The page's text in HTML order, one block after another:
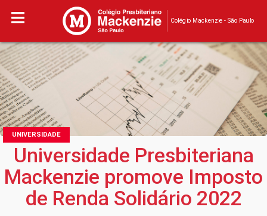
Colégio Mackenzie - São Paulo
UNIVERSIDADE
Universidade Presbiteriana
Mackenzie promove Imposto
de Renda Solidário 2022